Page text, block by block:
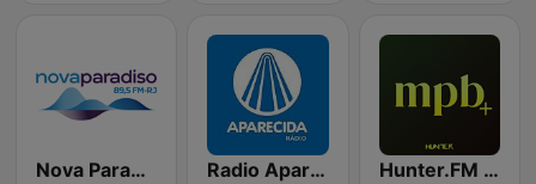
Nova Paradiso Rio Radio Aparecida Hunter.FM - MPB